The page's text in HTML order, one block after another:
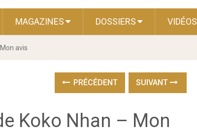
MAGAZINES DOSSIERS VIDÉOS
avis
PRÉCÉDENT SUIVANT
Koko Nhan – Mon